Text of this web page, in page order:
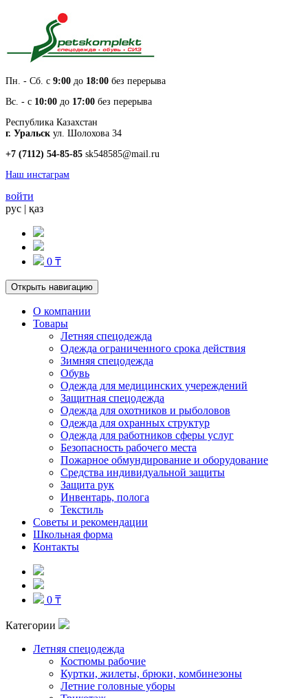
Пн. - Cб. с 9:00 до 18:00 без перерыва
Вс. - с 10:00 до 17:00 без перерыва
Республика Казахстан
г. Уральск ул. Шолохова 34
+7 (7112) 54-85-85 sk548585@mail.ru
Наш инстаграм
войти
рус | қаз
0 ₸
Открыть навигацию
О компании
Товары
Летняя спецодежда
Одежда ограниченного срока действия
Зимняя спецодежда
Обувь
Одежда для медицинских учереждений
Защитная спецодежда
Одежда для охотников и рыболовов
Одежда для охранных структур
Одежда для работников сферы услуг
Безопасность рабочего места
Пожарное обмундирование и оборудование
Средства индивидуальной защиты
Защита рук
Инвентарь, полога
Текстиль
Советы и рекомендации
Школьная форма
Контакты
0 ₸
Категории
Летняя спецодежда
Костюмы рабочие
Куртки, жилеты, брюки, комбинезоны
Летние головные уборы